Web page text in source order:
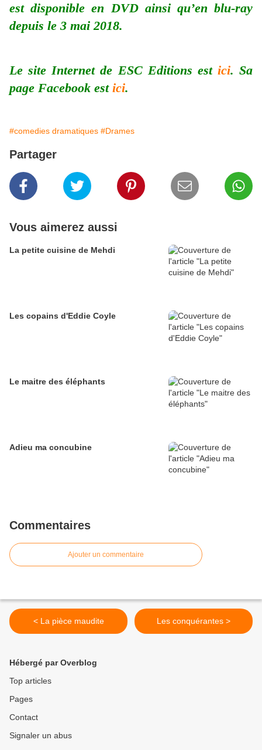
est disponible en DVD ainsi qu’en blu-ray
depuis le 3 mai 2018.
Le site Internet de ESC Editions est ici. Sa
page Facebook est ici.
#comedies dramatiques #Drames
Partager
Vous aimerez aussi
La petite cuisine de Mehdi
Les copains d'Eddie Coyle
Le maitre des éléphants
Adieu ma concubine
Commentaires
Ajouter un commentaire
< La pièce maudite Les conquérantes >
Hébergé par Overblog
Top articles
Pages
Contact
Signaler un abus